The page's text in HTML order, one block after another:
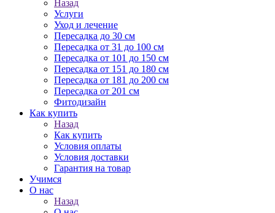
Назад
Услуги
Уход и лечение
Пересадка до 30 см
Пересадка от 31 до 100 см
Пересадка от 101 до 150 см
Пересадка от 151 до 180 см
Пересадка от 181 до 200 см
Пересадка от 201 см
Фитодизайн
Как купить
Назад
Как купить
Условия оплаты
Условия доставки
Гарантия на товар
Учимся
О нас
Назад